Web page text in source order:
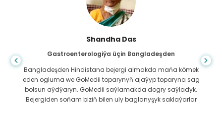
Shandha Das
Gastroenterologiýa üçin Bangladeşden
Bangladeşden Hindistana bejergi almakda maňa kömek
eden ogluma we GoMedii toparynyň ajaýyp toparyna sag
bolsun aýdýaryn. GoMedii saýlamakda dogry saýladyk.
Bejergiden soňam biziň bilen uly baglanyşyk saklaýarlar